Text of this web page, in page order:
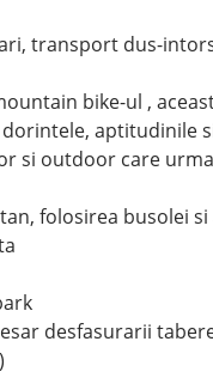
transport dus-
bike-ul ,
aptitudinile
si outdoor care
folosirea busolei
desfasurarii